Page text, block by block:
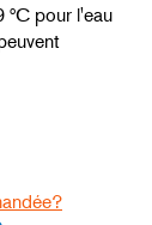
ºC pour l'eau